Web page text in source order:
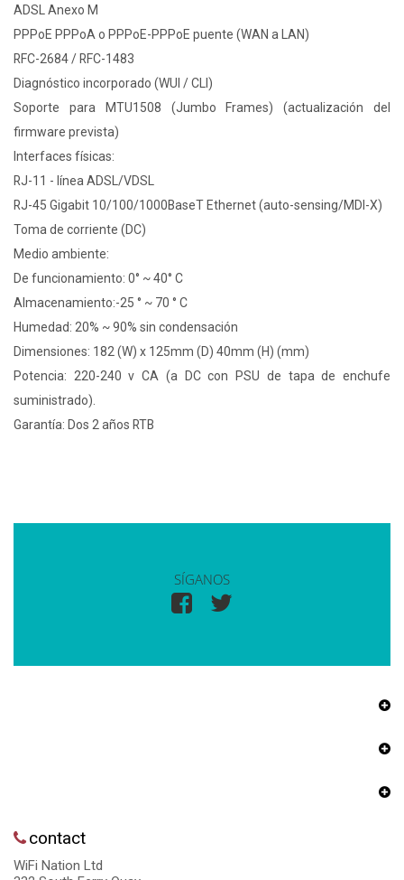
ADSL Anexo M
PPPoE PPPoA o PPPoE-PPPoE puente (WAN a LAN)
RFC-2684 / RFC-1483
Diagnóstico incorporado (WUI / CLI)
Soporte para MTU1508 (Jumbo Frames) (actualización del
firmware prevista)
Interfaces físicas:
RJ-11 - línea ADSL/VDSL
RJ-45 Gigabit 10/100/1000BaseT Ethernet (auto-sensing/MDI-X)
Toma de corriente (DC)
Medio ambiente:
De funcionamiento: 0° ~ 40° C
Almacenamiento:-25 ° ~ 70 ° C
Humedad: 20% ~ 90% sin condensación
Dimensiones: 182 (W) x 125mm (D) 40mm (H) (mm)
Potencia: 220-240 v CA (a DC con PSU de tapa de enchufe
suministrado).
Garantía: Dos 2 años RTB
SÍGANOS
contact
WiFi Nation Ltd